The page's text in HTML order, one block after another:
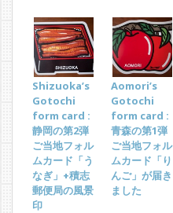
Shizuoka’s
Gotochi
form card :
静岡の第2弾
ご当地フォル
ムカード「う
なぎ」+積志
郵便局の風景
印
Aomori’s
Gotochi
form card :
青森の第1弾
ご当地フォル
ムカード「り
んご」が届き
ました